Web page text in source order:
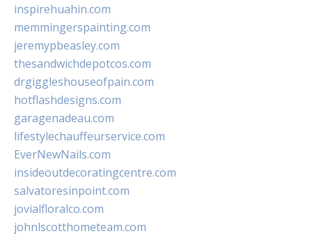
inspirehuahin.com
memmingerspainting.com
jeremypbeasley.com
thesandwichdepotcos.com
drgiggleshouseofpain.com
hotflashdesigns.com
garagenadeau.com
lifestylechauffeurservice.com
EverNewNails.com
insideoutdecoratingcentre.com
salvatoresinpoint.com
jovialfloralco.com
johnlscotthometeam.com